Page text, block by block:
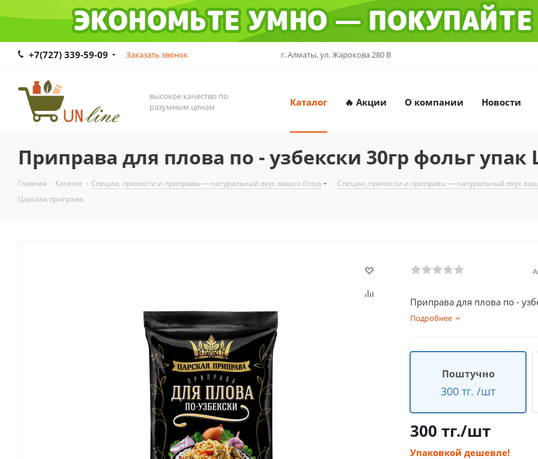
+7(727) 339-59-09 Заказать звонок г. Алматы, ул. Жарокова 280 В
высокое качество по
разумным ценам
Каталог 🔥 Акции О компании Новости
Приправа для плова по - узбекски 30гр фольг упак
Главная - Каталог - Специи, пряности и приправы — натуральный вкус ваших блюд - Специи, пряности и приправы — натуральный вкус
Царская приправа
Приправа для плова по -
Подробнее
Поштучно
300 тг. /шт
300 тг./шт
Упаковкой дешевле!